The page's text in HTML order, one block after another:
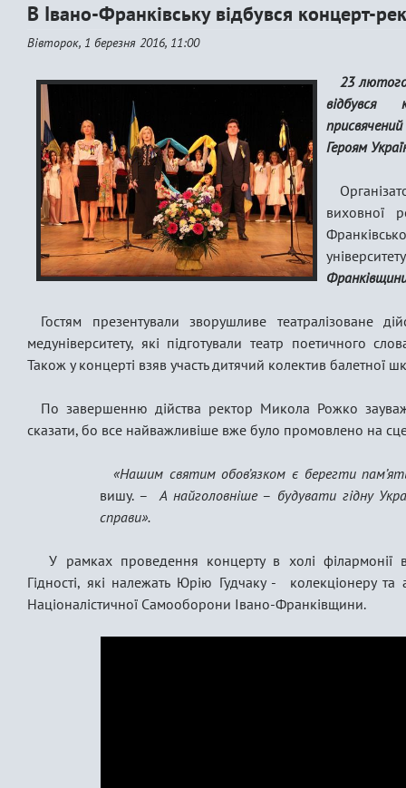
В Івано-Франківську відбувся концерт-
Вівторок, 1 березня 2016, 11:00
23 лютого
відбувся
Героям
виховної
Гостям презентували зворушливе театралізоване
медуніверситету, які підготували театр поетичного
Також у концерті взяв участь дитячий колектив балетної
По завершенню дійства ректор Микола Рожко
сказати, бо все найважливіше вже було промовлено на
«Нашим святим обов’язком є берегти
вишу. –А найголовніше– будувати гідну
справи».
У рамках проведення концерту в холі філармонії
Гідності, які належать Юрію Гудчаку - колекціонеру та
Націоналістичної Самооборони Івано-Франківщини.